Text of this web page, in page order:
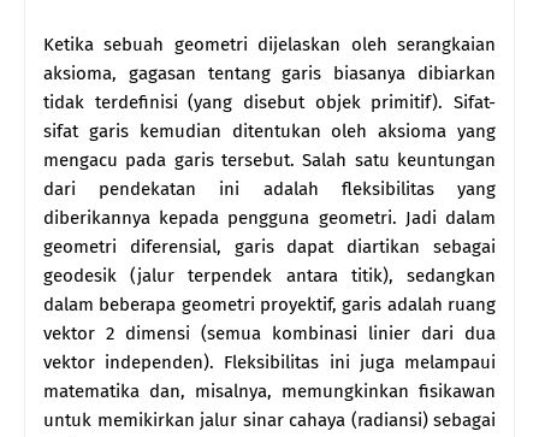
Ketika sebuah geometri dijelaskan oleh serangkaian
aksioma, gagasan tentang garis biasanya dibiarkan
tidak terdefinisi (yang disebut objek primitif). Sifat-
sifat garis kemudian ditentukan oleh aksioma yang
mengacu pada garis tersebut. Salah satu keuntungan
dari pendekatan ini adalah fleksibilitas yang
diberikannya kepada pengguna geometri. Jadi dalam
geometri diferensial, garis dapat diartikan sebagai
geodesik (jalur terpendek antara titik), sedangkan
dalam beberapa geometri proyektif, garis adalah ruang
vektor 2 dimensi (semua kombinasi linier dari dua
vektor independen). Fleksibilitas ini juga melampaui
matematika dan, misalnya, memungkinkan fisikawan
untuk memikirkan jalur sinar cahaya (radiansi) sebagai